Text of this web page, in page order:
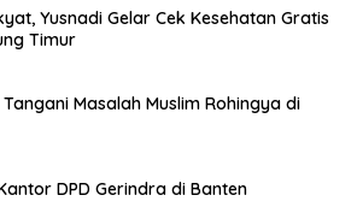
Yusnadi Gelar Cek Kesehatan Gratis
Timur
Masalah Muslim Rohingya di
DPD Gerindra di Banten